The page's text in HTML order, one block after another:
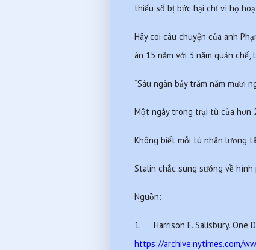
thiểu số bị bức hại chỉ vì họ
Hãy coi câu chuyện của anh
án 15 năm với 3 năm quản chế,
“Sáu ngàn bảy trăm năm mươi
Một ngày trong trại tù của hơn
Không biết mỗi tù nhân lương
Stalin chắc sung sướng về
Nguồn:
1.
https://archive.nytimes.com/